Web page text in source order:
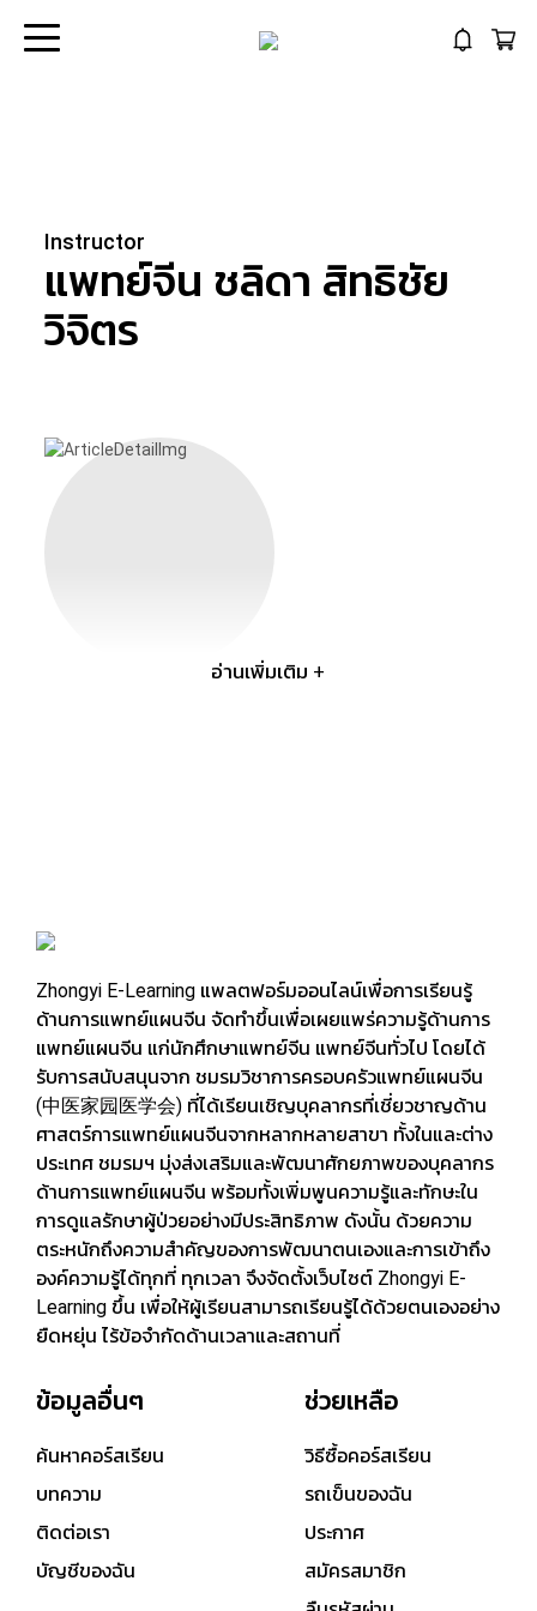
Instructor
แพทย์จีน ชลิดา สิทธิชัย
วิจิตร
华侨崇圣大学中医专业 学士学位
Bachelor's Degree of Chinese medicine , Huachiew
chalermprakeit University
Master's Degree of Chinese Medicine, Integrated Chinese
and Western Clinical Medicine of Cardiology, Hubei
University of Traditional Chinese Medicine
อ่านเพิ่มเติม +
Zhongyi E-Learning แพลตฟอร์มออนไลน์เพื่อการเรียนรู้
ด้านการแพทย์แผนจีน จัดทำขึ้นเพื่อเผยแพร่ความรู้ด้านการ
แพทย์แผนจีน แก่นักศึกษาแพทย์จีน แพทย์จีนทั่วไป โดยได้
รับการสนับสนุนจาก ชมรมวิชาการครอบครัวแพทย์แผนจีน
(中医家园医学会) ที่ได้เรียนเชิญบุคลากรที่เชี่ยวชาญด้าน
ศาสตร์การแพทย์แผนจีนจากหลากหลายสาขา ทั้งในและต่าง
ประเทศ ชมรมฯ มุ่งส่งเสริมและพัฒนาศักยภาพของบุคลากร
ด้านการแพทย์แผนจีน พร้อมทั้งเพิ่มพูนความรู้และทักษะใน
การดูแลรักษาผู้ป่วยอย่างมีประสิทธิภาพ ดังนั้น ด้วยความ
ตระหนักถึงความสำคัญของการพัฒนาตนเองและการเข้าถึง
องค์ความรู้ได้ทุกที่ ทุกเวลา จึงจัดตั้งเว็บไซต์ Zhongyi E-
Learning ขึ้น เพื่อให้ผู้เรียนสามารถเรียนรู้ได้ด้วยตนเองอย่าง
ยืดหยุ่น ไร้ข้อจำกัดด้านเวลาและสถานที่
ข้อมูลอื่นๆ
ค้นหาคอร์สเรียน
บทความ
ติดต่อเรา
บัญชีของฉัน
ช่วยเหลือ
วิธีซื้อคอร์สเรียน
รถเข็นของฉัน
ประกาศ
สมัครสมาชิก